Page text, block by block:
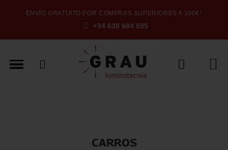
ENVÍO GRATUITO POR COMPRAS SUPERIORES A 100€*
+34 638 684 595
CARROS